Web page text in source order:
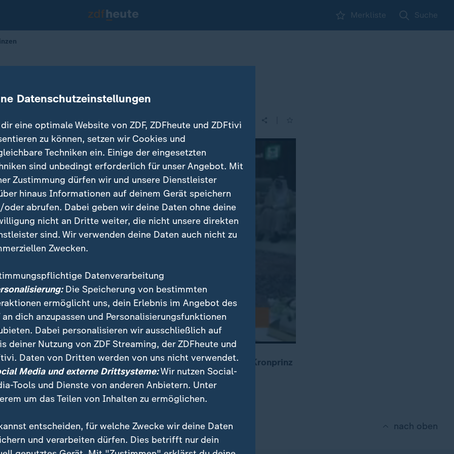
Merkliste Suche
saudischen Kronprinzen
Macron hat Saudi-Arabien besucht. Beim Treffen mit Kronprinz
sich für Frieden in der Golfregion ausgesprochen.
nach oben
Datenschutzeinstellungen
eine optimale Website von ZDF, ZDFheute und ZDFtivi
zu können, setzen wir Cookies und
Techniken ein. Einige der eingesetzten
sind unbedingt erforderlich für unser Angebot. Mit
Zustimmung dürfen wir und unsere Dienstleister
hinaus Informationen auf deinem Gerät speichern
oder abrufen. Dabei geben wir deine Daten ohne deine
nicht an Dritte weiter, die nicht unsere direkten
sind. Wir verwenden deine Daten auch nicht zu
Zwecken.
Datenverarbeitung
Die Speicherung von bestimmten
ermöglicht uns, dein Erlebnis im Angebot des
an dich anzupassen und Personalisierungsfunktionen
Dabei personalisieren wir ausschließlich auf
deiner Nutzung von ZDF Streaming, der ZDFheute und
Daten von Dritten werden von uns nicht verwendet.
Media und externe Drittsysteme:Wir nutzen Social-
Tools und Dienste von anderen Anbietern. Unter
um das Teilen von Inhalten zu ermöglichen.
entscheiden, für welche Zwecke wir deine Daten
und verarbeiten dürfen. Dies betrifft nur dein